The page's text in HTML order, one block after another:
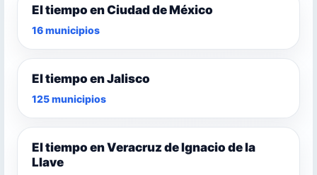
El tiempo en Ciudad de México
16 municipios
El tiempo en Jalisco
125 municipios
El tiempo en Veracruz de Ignacio de la
Llave